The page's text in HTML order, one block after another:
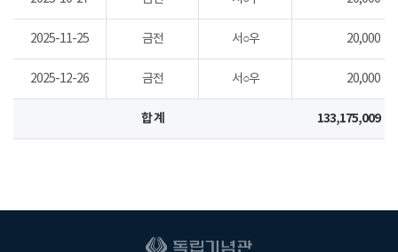
2025-11-25 금전 서○우 20,000
2025-12-26 금전 서○우 20,000
합 계 133,175,009